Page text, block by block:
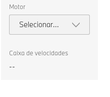
Motor
Selecionar
motor
Caixa de velocidades
--